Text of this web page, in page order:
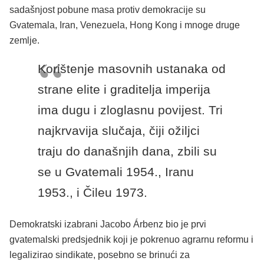
sadašnjost pobune masa protiv demokracije su
Gvatemala, Iran, Venezuela, Hong Kong i mnoge druge
zemlje.
Korištenje masovnih ustanaka od
strane elite i graditelja imperija
ima dugu i zloglasnu povijest. Tri
najkrvavija slučaja, čiji ožiljci
traju do današnjih dana, zbili su
se u Gvatemali 1954., Iranu
1953., i Čileu 1973.
Demokratski izabrani Jacobo Árbenz bio je prvi
gvatemalski predsjednik koji je pokrenuo agrarnu reformu i
legalizirao sindikate, posebno se brinući za